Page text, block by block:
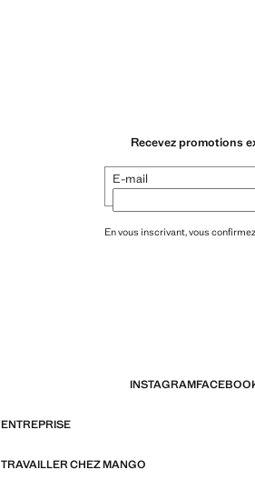
Recevez promotions
E-mail
En vous inscrivant, vous
INSTAGRAM
ENTREPRISE
TRAVAILLER CHEZ MANGO